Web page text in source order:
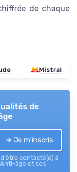
de chaque
Mistral
de
➔ Je m'inscris
contacté(e) à
âge et ses